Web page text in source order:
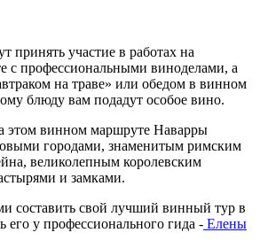
принять участие в работах на
с профессиональными виноделами, а
на траве» или обедом в винном
блюду вам подадут особое вино.
этом винном маршруте Наварры
городами, знаменитым римским
великолепным королевским
и замками.
составить свой лучший винный тур в
его у профессионального гида - Елены